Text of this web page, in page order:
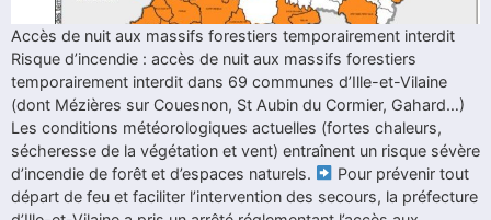
Accès de nuit aux massifs forestiers temporairement interdit
Risque d’incendie : accès de nuit aux massifs forestiers
temporairement interdit dans 69 communes d’Ille-et-Vilaine
(dont Mézières sur Couesnon, St Aubin du Cormier, Gahard…)
Les conditions météorologiques actuelles (fortes chaleurs,
sécheresse de la végétation et vent) entraînent un risque sévère
d’incendie de forêt et d’espaces naturels.
Pour prévenir tout
départ de feu et faciliter l’intervention des secours, la préfecture